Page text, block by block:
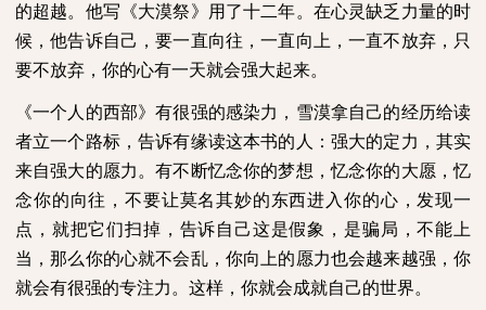
的超越。他写《大漠祭》用了十二年。在心灵缺乏力量的时
候，他告诉自己，要一直向往，一直向上，一直不放弃，只
要不放弃，你的心有一天就会强大起来。
《一个人的西部》有很强的感染力，雪漠拿自己的经历给读
者立一个路标，告诉有缘读这本书的人：强大的定力，其实
来自强大的愿力。有不断忆念你的梦想，忆念你的大愿，忆
念你的向往，不要让莫名其妙的东西进入你的心，发现一
点，就把它们扫掉，告诉自己这是假象，是骗局，不能上
当，那么你的心就不会乱，你向上的愿力也会越来越强，你
就会有很强的专注力。这样，你就会成就自己的世界。